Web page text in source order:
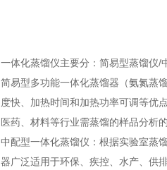
一体化蒸馏仪主要分：简易型蒸馏仪/
简易型多功能一体化蒸馏器（氨氮蒸
度快、加热时间和加热功率可调等优
医药、材料等行业需蒸馏的样品分析
中配型一体化蒸馏仪：根据实验室蒸
器广泛适用于环保、疾控、水产、供